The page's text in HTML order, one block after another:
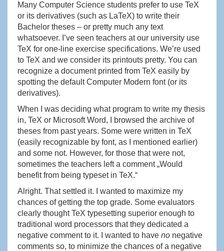
Many Computer Science students prefer to use TeX
or its derivatives (such as LaTeX) to write their
Bachelor theses – or pretty much any text
whatsoever. I’ve seen teachers at our university use
TeX for one-line exercise specifications. We’re used
to TeX and we consider its printouts pretty. You can
recognize a document printed from TeX easily by
spotting the default Computer Modern font (or its
derivatives).
When I was deciding what program to write my thesis
in, TeX or Microsoft Word, I browsed the archive of
theses from past years. Some were written in TeX
(easily recognizable by font, as I mentioned earlier)
and some not. However, for those that were not,
sometimes the teachers left a comment „Would
benefit from being typeset in TeX.“
Alright. That settled it. I wanted to maximize my
chances of getting the top grade. Some evaluators
clearly thought TeX typesetting superior enough to
traditional word processors that they dedicated a
negative comment to it. I wanted to have no negative
comments so, to minimize the chances of a negative